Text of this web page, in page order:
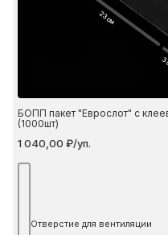
23 см
3
БОПП пакет "Еврослот" с
(1000шт)
1 040,00 ₽/уп.
Отверстие для вентиляции